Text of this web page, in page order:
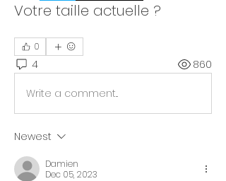
Votre taille actuelle ?
0
4 860
Write a comment...
Newest
Damien
Dec 05, 2023